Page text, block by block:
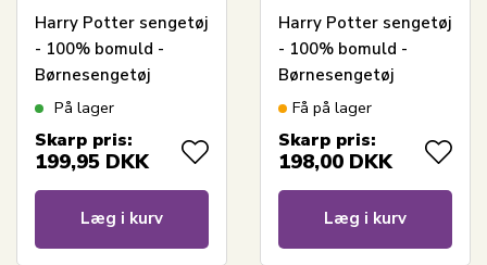
Harry Potter sengetøj
- 100% bomuld -
Børnesengetøj
140x200 cm -
kollegier
På lager
Skarp pris:
199,95 DKK
Læg i kurv
Harry Potter sengetøj
- 100% bomuld -
Børnesengetøj
140x200 cm -
våbenskjold - Blå
Få på lager
Skarp pris:
198,00 DKK
Læg i kurv